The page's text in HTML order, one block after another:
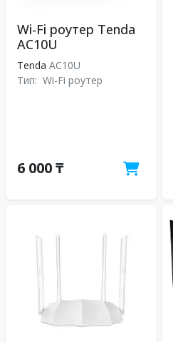
Wi-Fi роутер Tenda
AC10U
Tenda AC10U
Тип: Wi-Fi роутер
6 000 ₸